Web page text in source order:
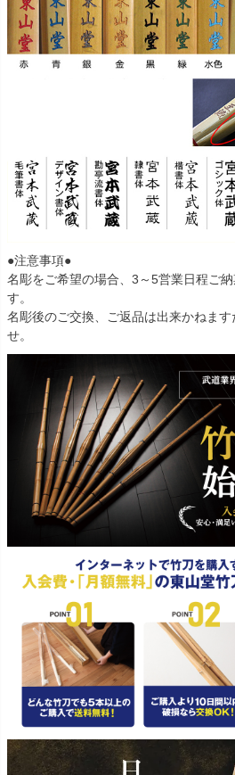
●注意事項●
名彫をご希望の場合、3～5営業日程ご
す。
名彫後のご交換、ご返品は出来かねま
せ。